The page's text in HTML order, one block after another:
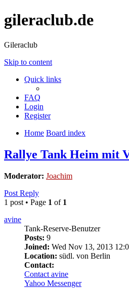
gileraclub.de
Gileraclub
Skip to content
Quick links
FAQ
Login
Register
Home Board index
Rallye Tank Heim mit
Moderator: Joachim
Post Reply
1 post • Page 1 of 1
avine
Tank-Reserve-Benutzer
Posts: 9
Joined: Wed Nov 13, 2013
Location: südl. von Berlin
Contact:
Contact avine
Yahoo Messenger